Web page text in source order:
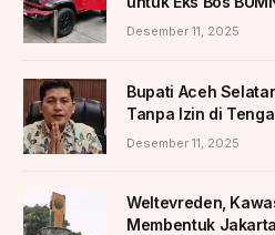
Desember 11, 2025
Bupati Aceh
Tanpa Izin di
Desember 11, 2025
Weltevreden,
Membentuk